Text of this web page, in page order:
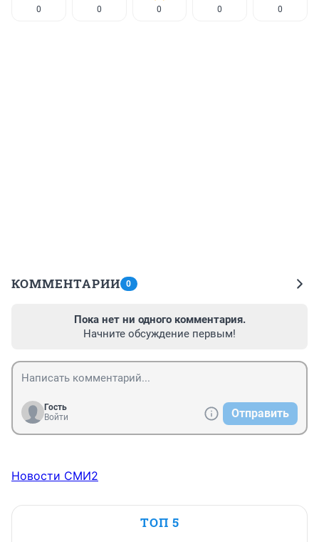
0 0 0 0 0
КОММЕНТАРИИ 0
Пока нет ни одного комментария.
Начните обсуждение первым!
Гость
Войти
Отправить
Новости СМИ2
ТОП 5